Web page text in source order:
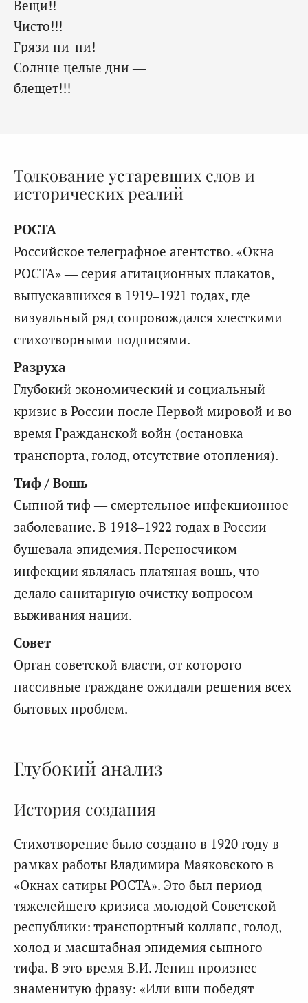
Вещи!!
Чисто!!!
Грязи ни-ни!
Солнце целые дни —
блещет!!!
Толкование устаревших слов и
исторических реалий
РОСТА
Российское телеграфное агентство. «Окна
РОСТА» — серия агитационных плакатов,
выпускавшихся в 1919–1921 годах, где
визуальный ряд сопровождался хлесткими
стихотворными подписями.
Разруха
Глубокий экономический и социальный
кризис в России после Первой мировой и во
время Гражданской войн (остановка
транспорта, голод, отсутствие отопления).
Тиф / Вошь
Сыпной тиф — смертельное инфекционное
заболевание. В 1918–1922 годах в России
бушевала эпидемия. Переносчиком
инфекции являлась платяная вошь, что
делало санитарную очистку вопросом
выживания нации.
Совет
Орган советской власти, от которого
пассивные граждане ожидали решения всех
бытовых проблем.
Глубокий анализ
История создания
Стихотворение было создано в 1920 году в
рамках работы Владимира Маяковского в
«Окнах сатиры РОСТА». Это был период
тяжелейшего кризиса молодой Советской
республики: транспортный коллапс, голод,
холод и масштабная эпидемия сыпного
тифа. В это время В.И. Ленин произнес
знаменитую фразу: «Или вши победят